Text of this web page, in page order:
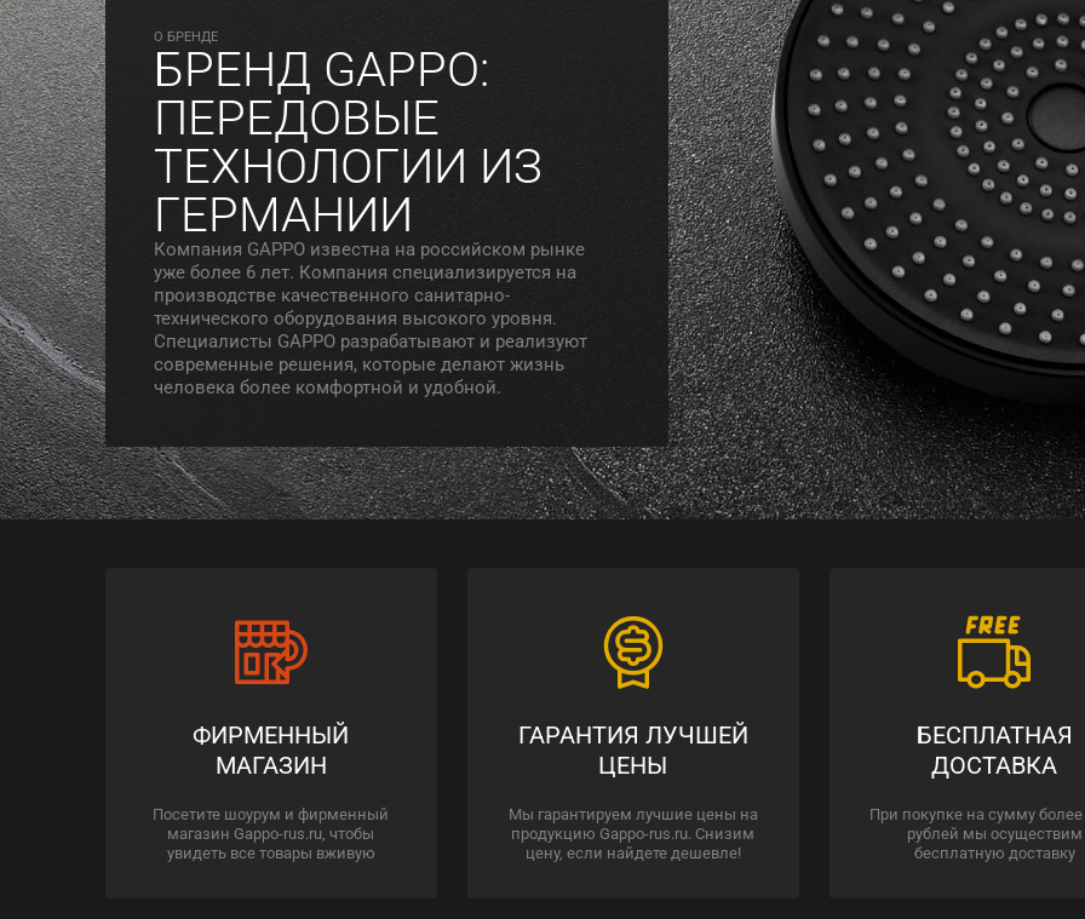
O БРЕНДЕ
БРЕНД GAPPO:
ПЕРЕДОВЫЕ
ТЕХНОЛОГИИ ИЗ
ГЕРМАНИИ
Компания GAPPO известна на российском рынке
уже более 6 лет. Компания специализируется на
производстве качественного санитарно-
технического оборудования высокого уровня.
Специалисты GAPPO разрабатывают и реализуют
современные решения, которые делают жизнь
человека более комфортной и удобной.
ФИРМЕННЫЙ
МАГАЗИН
Посетите шоурум и фирменный
магазин Gappo-rus.ru, чтобы
увидеть все товары вживую
ГАРАНТИЯ ЛУЧШЕЙ
ЦЕНЫ
Мы гарантируем лучшие цены на
продукцию Gappo-rus.ru. Снизим
цену, если найдете дешевле!
БЕСПЛАТНАЯ
ДОСТАВКА
При покупке на сумму более
рублей мы осуществим
бесплатную доставку